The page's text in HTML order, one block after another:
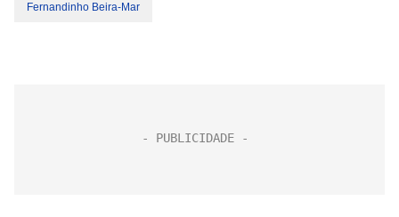
Fernandinho Beira-Mar